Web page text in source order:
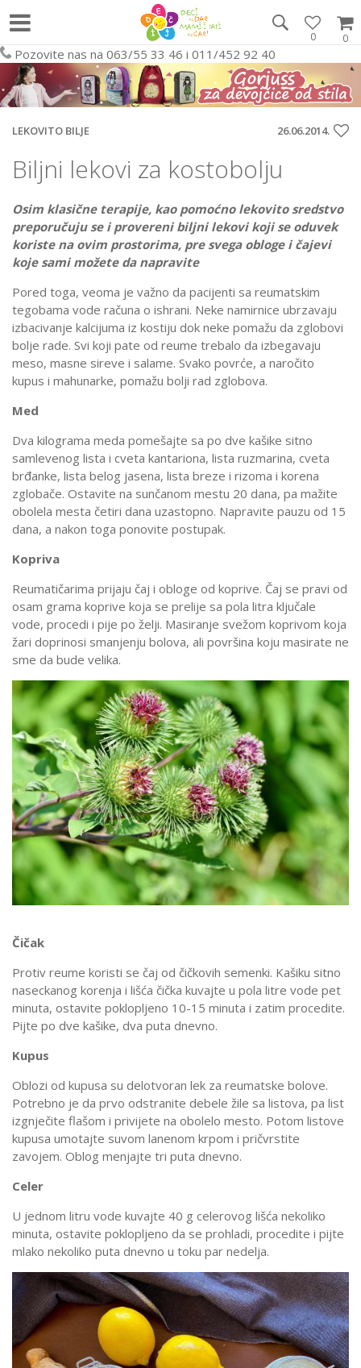
0
0
Pozovite nas na 063/55 33 46 i 011/452 92 40
LEKOVITO BILJE 26.06.2014.
Biljni lekovi za kostobolju
Osim klasične terapije, kao pomoćno lekovito sredstvo
preporučuju se i provereni biljni lekovi koji se oduvek
koriste na ovim prostorima, pre svega obloge i čajevi
koje sami možete da napravite
Pored toga, veoma je važno da pacijenti sa reumatskim
tegobama vode računa o ishrani. Neke namirnice ubrzavaju
izbacivanje kalcijuma iz kostiju dok neke pomažu da zglobovi
bolje rade. Svi koji pate od reume trebalo da izbegavaju
meso, masne sireve i salame. Svako povrće, a naročito
kupus i mahunarke, pomažu bolji rad zglobova.
Med
Dva kilograma meda pomešajte sa po dve kašike sitno
samlevenog lista i cveta kantariona, lista ruzmarina, cveta
brđanke, lista belog jasena, lista breze i rizoma i korena
zglobače. Ostavite na sunčanom mestu 20 dana, pa mažite
obolela mesta četiri dana uzastopno. Napravite pauzu od 15
dana, a nakon toga ponovite postupak.
Kopriva
Reumatičarima prijaju čaj i obloge od koprive. Čaj se pravi od
osam grama koprive koja se prelije sa pola litra ključale
vode, procedi i pije po želji. Masiranje svežom koprivom koja
žari doprinosi smanjenju bolova, ali površina koju masirate ne
sme da bude velika.
Čičak
Protiv reume koristi se čaj od čičkovih semenki. Kašiku sitno
naseckanog korenja i lišća čička kuvajte u pola litre vode pet
minuta, ostavite poklopljeno 10-15 minuta i zatim procedite.
Pijte po dve kašike, dva puta dnevno.
Kupus
Oblozi od kupusa su delotvoran lek za reumatske bolove.
Potrebno je da prvo odstranite debele žile sa listova, pa list
izgnječite flašom i privijete na obolelo mesto. Potom listove
kupusa umotajte suvom lanenom krpom i pričvrstite
zavojem. Oblog menjajte tri puta dnevno.
Celer
U jednom litru vode kuvajte 40 g celerovog lišća nekoliko
minuta, ostavite poklopljeno da se prohladi, procedite i pijte
mlako nekoliko puta dnevno u toku par nedelja.